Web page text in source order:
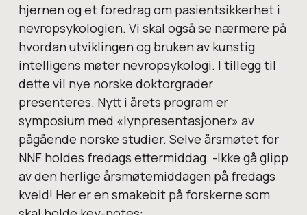
hjernen og et foredrag om pasientsikkerhet i
nevropsykologien. Vi skal også se nærmere på
hvordan utviklingen og bruken av kunstig
intelligens møter nevropsykologi. I tillegg til
dette vil nye norske doktorgrader
presenteres. Nytt i årets program er
symposium med «lynpresentasjoner» av
pågående norske studier. Selve årsmøtet for
NNF holdes fredags ettermiddag. -Ikke gå glipp
av den herlige årsmøtemiddagen på fredags
kveld! Her er en smakebit på forskerne som